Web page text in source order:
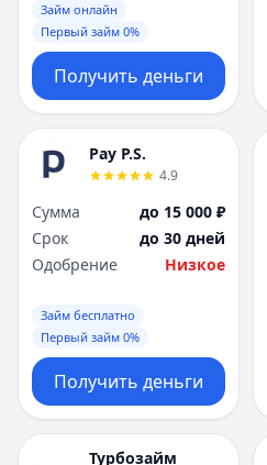
Займ онлайн
Первый займ 0%
Получить деньги
Pay P.S.
4.9
Сумма
до 15 000 ₽
Срок
до 30 дней
Одобрение
Низкое
Займ бесплатно
Первый займ 0%
Получить деньги
Турбозайм